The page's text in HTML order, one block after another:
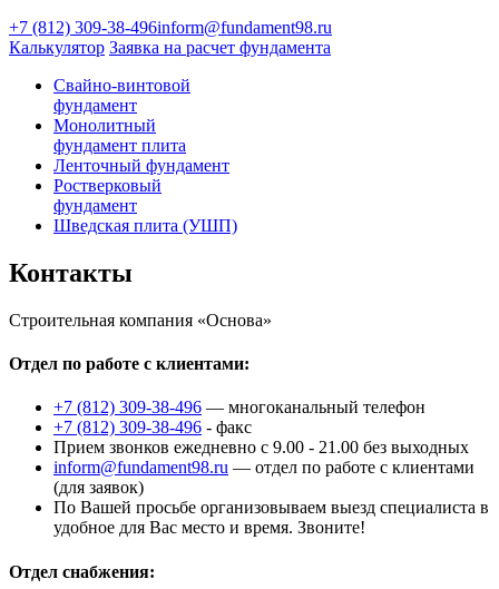
+7 (812) 309-38-496inform@fundament98.ru
Калькулятор Заявка на расчет фундамента
Свайно-винтовой
фундамент
Монолитный
фундамент плита
Ленточный фундамент
Ростверковый
фундамент
Шведская плита (УШП)
Контакты
Строительная компания «Основа»
Отдел по работе с клиентами:
+7 (812) 309-38-496 — многоканальный телефон
+7 (812) 309-38-496 - факс
Прием звонков ежедневно с 9.00 - 21.00 без выходных
inform@fundament98.ru — отдел по работе с клиентами
(для заявок)
По Вашей просьбе организовываем выезд специалиста в
удобное для Вас место и время. Звоните!
Отдел снабжения: